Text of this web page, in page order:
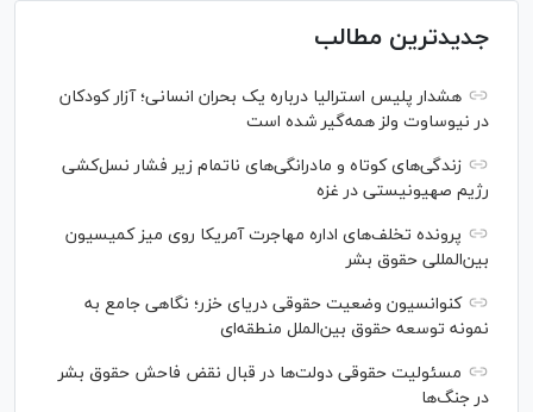
جدیدترین مطالب
هشدار پلیس استرالیا درباره یک بحران انسانی؛ آزار کودکان
در نیوساوت ولز همه‌گیر شده است
زندگی‌های کوتاه و مادرانگی‌های ناتمام زیر فشار نسل‌کشی
رژیم صهیونیستی در غزه
پرونده تخلف‌های اداره مهاجرت آمریکا روی میز کمیسیون
بین‌المللی حقوق بشر
کنوانسیون وضعیت حقوقی دریای خزر؛ نگاهی جامع به
نمونه توسعه حقوق بین‌الملل منطقه‌ای
مسئولیت حقوقی دولت‌ها در قبال نقض‌ فاحش حقوق بشر
در جنگ‌ها